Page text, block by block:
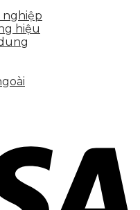
nghiệp
hiệu